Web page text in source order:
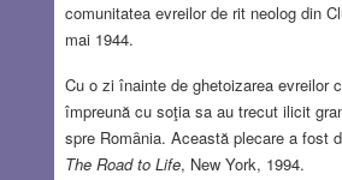
comunitatea evreilor de rit neolog din
mai 1944.
Cu o zi înainte de ghetoizarea evreilor
împreună cu soţia sa au trecut ilicit
spre Romȃnia. Această plecare a fost
The Road to Life, New York, 1994.